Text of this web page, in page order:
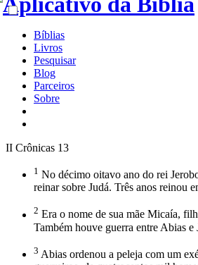
Bíblias
Livros
Pesquisar
Blog
Parceiros
Sobre
II Crônicas 13
1 No décimo oitavo ano do rei
reinar sobre Judá. Três anos reinou
2 Era o nome de sua mãe Micaía,
Também houve guerra entre Abias e
3 Abias ordenou a peleja com um